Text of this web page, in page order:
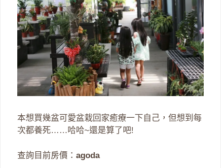
本想買幾盆可愛盆栽回家癒療一下自己，但想到每
次都養死……哈哈~還是算了吧!
查詢目前房價： agoda